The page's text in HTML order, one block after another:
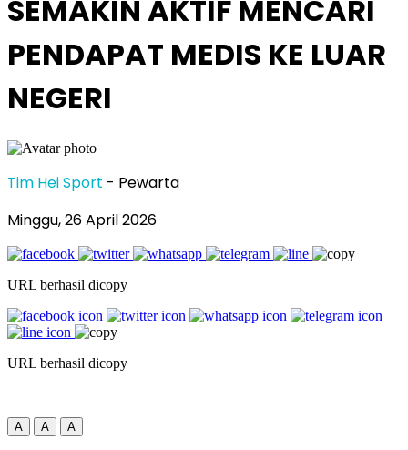
SEMAKIN AKTIF MENCARI
PENDAPAT MEDIS KE LUAR
NEGERI
Tim Hei Sport - Pewarta
Minggu, 26 April 2026
URL berhasil dicopy
URL berhasil dicopy
A A A